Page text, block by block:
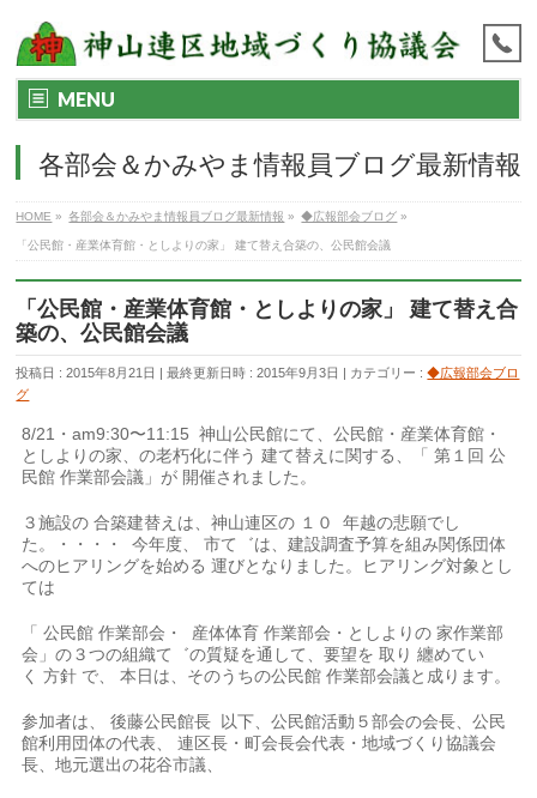
MENU
各部会＆かみやま情報員ブログ最新情報
HOME » 各部会＆かみやま情報員ブログ最新情報 » ◆広報部会ブログ »
「公民館・産業体育館・としよりの家」 建て替え合築の、公民館会議
「公民館・産業体育館・としよりの家」 建て替え合
築の、公民館会議
投稿日 : 2015年8月21日 最終更新日時 : 2015年9月3日 カテゴリー :◆広報部会ブロ
グ
8/21・am9:30〜11:15 神山公民館にて、公民館・産業体育館・
としよりの家、の老朽化に伴う 建て替えに関する、「 第１回 公
民館 作業部会議」が 開催されました。
３施設の 合築建替えは、神山連区の １０ 年越の悲願でし
た。・・・・ 今年度、 市て゛は、建設調査予算を組み関係団体
へのヒアリングを始める 運びとなりました。ヒアリング対象とし
ては
「 公民館 作業部会・ 産体体育 作業部会・としよりの 家作業部
会」の３つの組織て゛の質疑を通して、要望を 取り 纏めてい
く 方針 で、 本日は、そのうちの公民館 作業部会議と成ります。
参加者は、 後藤公民館長 以下、公民館活動５部会の会長、公民
館利用団体の代表、 連区長・町会長会代表・地域づくり協議会
長、地元選出の花谷市議、